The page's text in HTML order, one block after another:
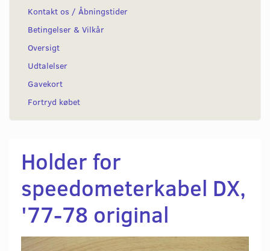
Kontakt os / Åbningstider
Betingelser & Vilkår
Oversigt
Udtalelser
Gavekort
Fortryd købet
Holder for
speedometerkabel DX,
'77-78 original